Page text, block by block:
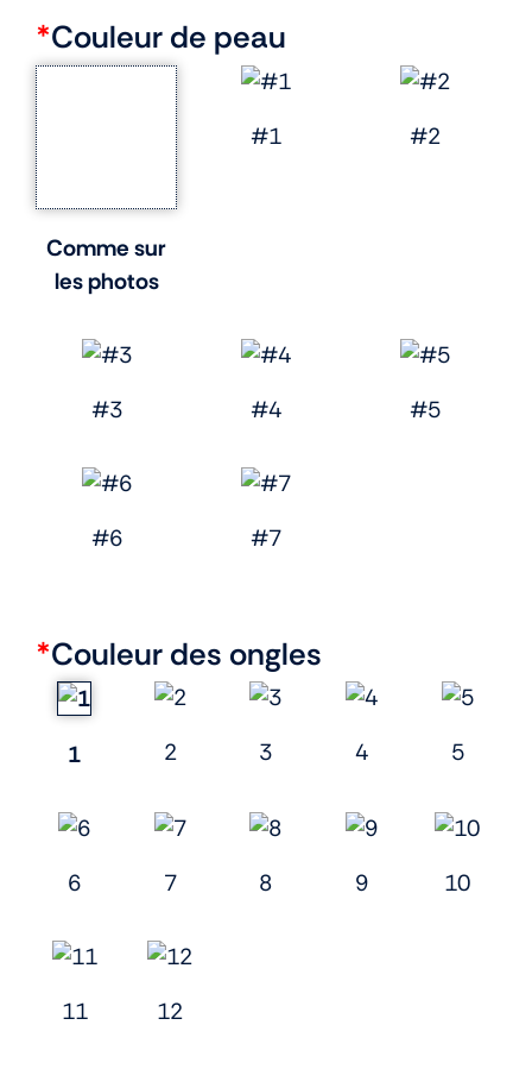
*Couleur de peau
Comme sur
les photos
#1 #2
#3 #4 #5
#6 #7
*Couleur des ongles
1 2 3 4 5
6 7 8 9 10
11 12